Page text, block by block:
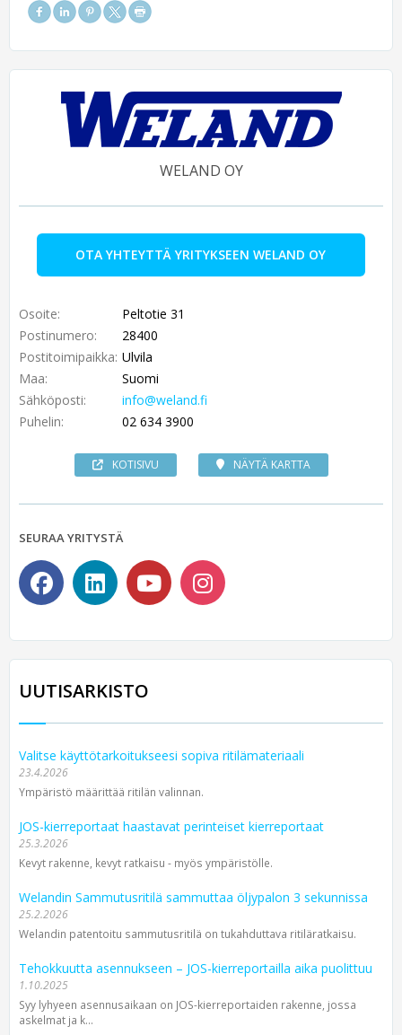
WELAND OY
OTA YHTEYTTÄ YRITYKSEEN WELAND OY
Osoite:
Peltotie 31
Postinumero:
28400
Postitoimipaikka: Ulvila
Maa:
Suomi
Sähköposti:
info@weland.fi
Puhelin:
02 634 3900
KOTISIVU NÄYTÄ KARTTA
SEURAA YRITYSTÄ
UUTISARKISTO
Valitse käyttötarkoitukseesi sopiva ritilämateriaali
23.4.2026
Ympäristö määrittää ritilän valinnan.
JOS-kierreportaat haastavat perinteiset kierreportaat
25.3.2026
Kevyt rakenne, kevyt ratkaisu - myös ympäristölle.
Welandin Sammutusritilä sammuttaa öljypalon 3 sekunnissa
25.2.2026
Welandin patentoitu sammutusritilä on tukahduttava ritiläratkaisu.
Tehokkuutta asennukseen – JOS-kierreportailla aika puolittuu
1.10.2025
Syy lyhyeen asennusaikaan on JOS-kierreportaiden rakenne, jossa
askelmat ja k...